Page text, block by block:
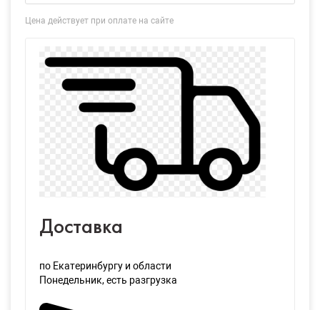
Цена действует при оплате на сайте
Доставка
по Екатеринбургу и области
Понедельник, есть разгрузка